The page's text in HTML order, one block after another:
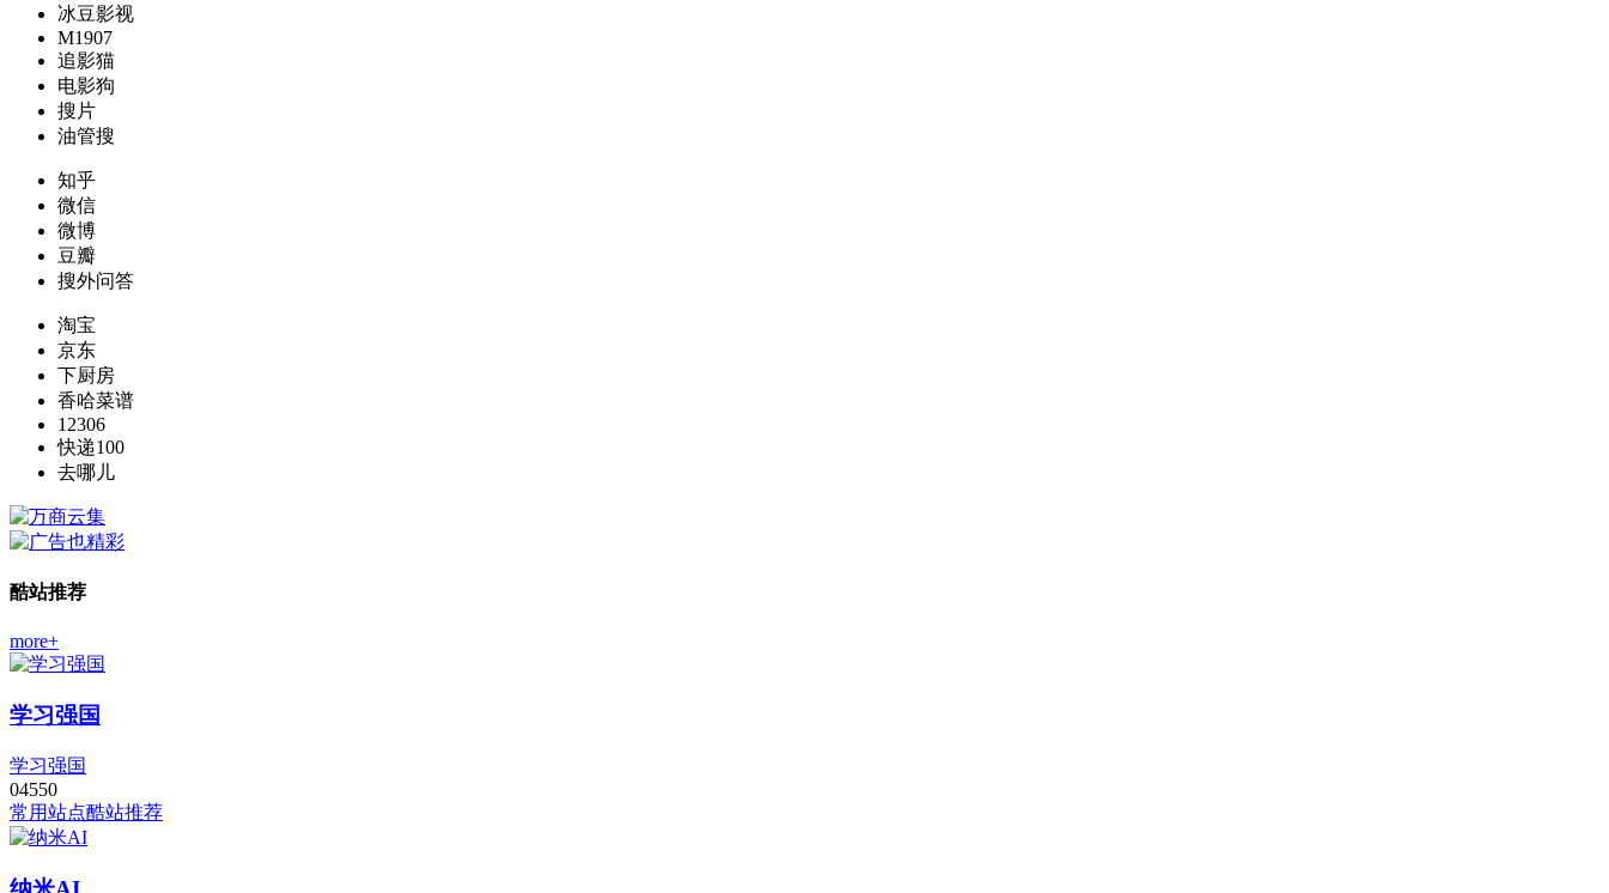
冰豆影视
M1907
追影猫
电影狗
搜片
油管搜
知乎
微信
微博
豆瓣
搜外问答
淘宝
京东
下厨房
香哈菜谱
12306
快递100
去哪儿
酷站推荐
more+
学习强国
学习强国
04550
常用站点酷站推荐